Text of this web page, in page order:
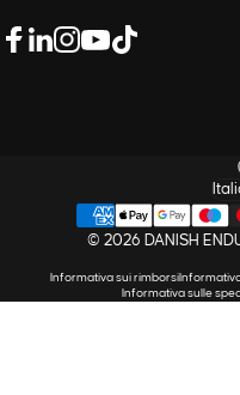
© 2026 DANISH
Informativa sui rimborsi
Informativa sulle